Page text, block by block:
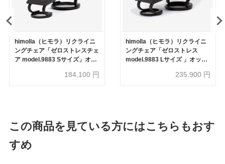
himolla（ヒモラ）リクライニ
ングチェア「ゼロストレスチェ
ア model.9883 Sサイズ」オッ
ブラウン色【セール対象品のた
184,100 円
himolla（ヒモラ）リクライニ
ングチェア「ゼロストレス
model.9883 Lサイズ 」オット
ラウン色【セール対象品のため
235,900 円
この商品を見ている方にはこちらもおす
すめ